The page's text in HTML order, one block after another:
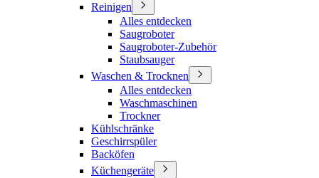
Reinigen
Alles entdecken
Saugroboter
Saugroboter-Zubehör
Staubsauger
Waschen & Trocknen
Alles entdecken
Waschmaschinen
Trockner
Kühlschränke
Geschirrspüler
Backöfen
Küchengeräte